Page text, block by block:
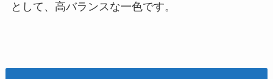
として、高バランスな一色です。